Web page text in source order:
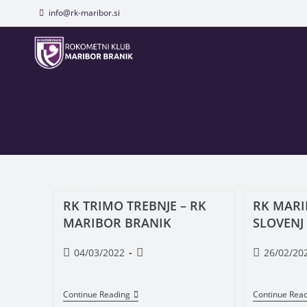
info@rk-maribor.si
RK TRIMO TREBNJE – RK
MARIBOR BRANIK
04/03/2022
Continue Reading
RK
26/02/
Continue